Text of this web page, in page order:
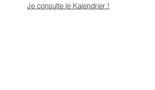
Je consulte le Kalendrier !